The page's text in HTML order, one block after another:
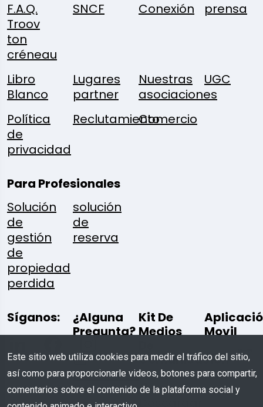
F.A.Q.
Troov
ton
créneau
SNCF Conexión prensa
Libro
Blanco
Lugares
partner
Nuestras
asociaciones
UGC
Política
de
privacidad
ReclutamientoComercio
Para Profesionales
Solución
de
gestión
de
propiedad
perdida
solución
de
reserva
Síganos:
¿Alguna
Pregunta?
Escríbenos
Kit De
Medios
Comunicación
Movil
Este sitio web utiliza cookies para medir el tráfico del sitio,
así como para proporcionarle videos, botones para compartir,
comentarios sobre el contenido de la plataforma social y